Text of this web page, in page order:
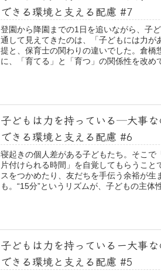
できる環境と支える配慮 #7
登園から降園までの1日を追いながら、子
通して見えてきたのは、「子どもには力が
提と、保育士の関わりの違いでした。倉橋
に、「育てる」と「育つ」の関係性を改め
子どもは力を持っている─大事
できる環境と支える配慮 #6
寝起きの個人差がある子どもたち。そこで
片付けられる時間」を自覚してもらうこと
スをつかめたり、友だちを手伝う余裕が生
も。“15分”というリズムが、子どもの主体
子どもは力を持っているー大事
できる環境と支える配慮 #5